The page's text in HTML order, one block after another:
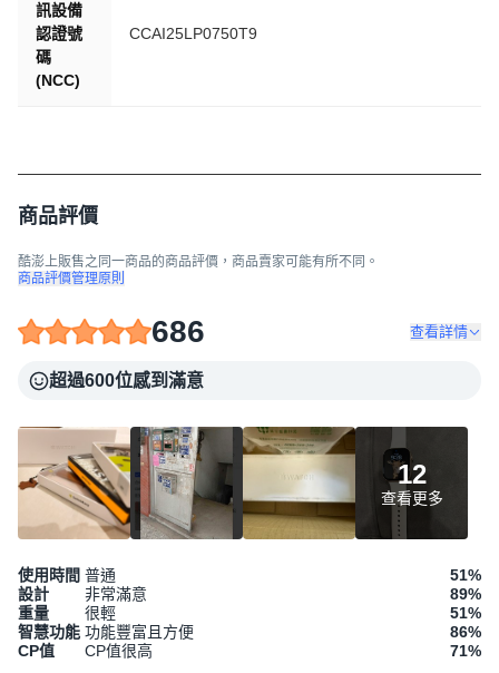
訊設備
認證號
碼
(NCC)
CCAI25LP0750T9
商品評價
酷澎上販售之同一商品的商品評價，商品賣家可能有所不同。
商品評價管理原則
686 查看詳情
超過600位感到滿意
12
查看更多
使用時間 普通 51%
設計
非常滿意 89%
重量
很輕 51%
智慧功能 功能豐富且方便 86%
CP值
CP值很高 71%